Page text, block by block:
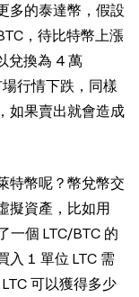
多的泰達幣，假設
，待比特幣上漲
兌換為 4 萬
行情下跌，同樣
如果賣出就會造成
特幣呢？幣兌幣交
擬資產，比如用
一個 LTC/BTC 的
入 1 單位 LTC 需
可以獲得多少